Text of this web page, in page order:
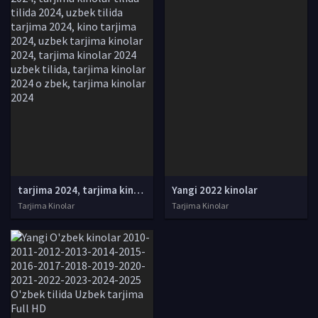
tarjima 2024, tarjima kinolar 2024, uzbek tarjima 2024, tarjima kinolar tilida tilida 2024, uzbek tilida tarjima 2024, kino tarjima 2024, uzbek tarjima kinolar 2024, tarjima kinolar 2024 uzbek tilida, tarjima kinolar 2024 o zbek, tarjima kinolar 2024
Tarjima Kinolar
Yangi 2022 kinolar
Tarjima Kinolar